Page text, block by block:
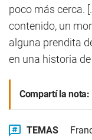
poco más cerca.
contenido, un
alguna prendita
en una historia
Compartí la nota:
TEMAS